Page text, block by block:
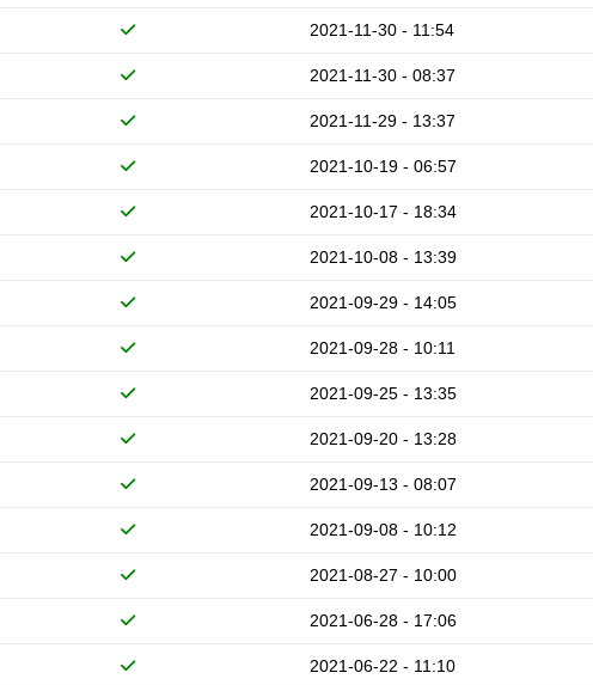
2021-11-30 - 11:54
2021-11-30 - 08:37
2021-11-29 - 13:37
2021-10-19 - 06:57
2021-10-17 - 18:34
2021-10-08 - 13:39
2021-09-29 - 14:05
2021-09-28 - 10:11
2021-09-25 - 13:35
2021-09-20 - 13:28
2021-09-13 - 08:07
2021-09-08 - 10:12
2021-08-27 - 10:00
2021-06-28 - 17:06
2021-06-22 - 11:10